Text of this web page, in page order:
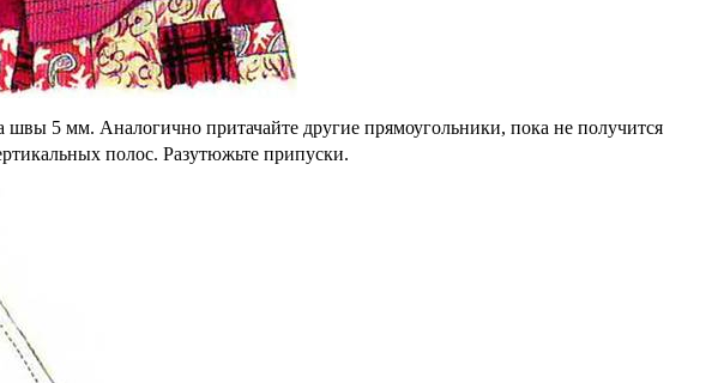
5 мм. Аналогично притачайте другие прямоугольники, пока не получится
полос. Разутюжьте припуски.